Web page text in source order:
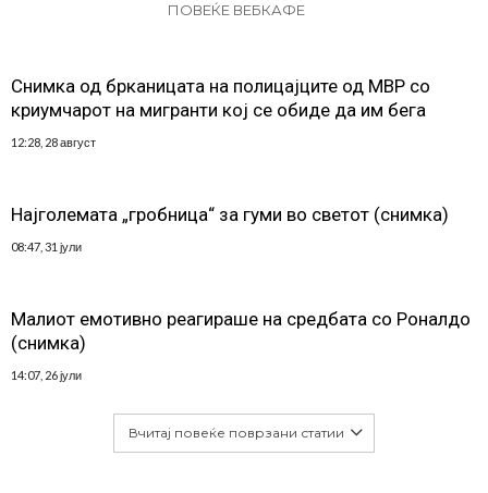
ПОВЕЌЕ ВЕБКАФЕ
Снимка од брканицата на полицајците од МВР со
криумчарот на мигранти кој се обиде да им бега
12:28, 28 август
Најголемата „гробница“ за гуми во светот (снимка)
08:47, 31 јули
Малиот емотивно реагираше на средбата со Роналдо
(снимка)
14:07, 26 јули
Вчитај повеќе поврзани статии